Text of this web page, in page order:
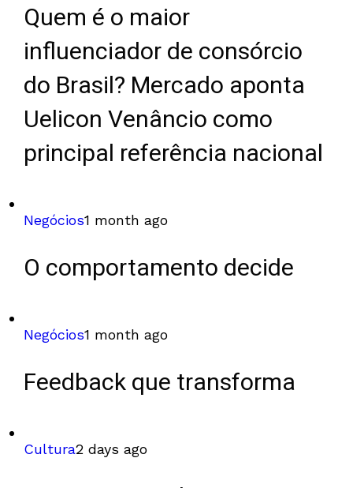
Quem é o maior
influenciador de consórcio
do Brasil? Mercado aponta
Uelicon Venâncio como
principal referência nacional
Negócios1 month ago
O comportamento decide
Negócios1 month ago
Feedback que transforma
Cultura2 days ago